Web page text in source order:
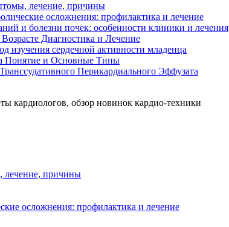
лечение, причины
осложнения: профилактика и лечение
и болезни почек: особенности клиники и лечения
Диагностика и Лечение
изучения сердечной активности младенца
Понятие и Основные Типы
Перикардиального Эффузата
кардиологов, обзор новинок кардио-техники
лечение, причины
осложнения: профилактика и лечение